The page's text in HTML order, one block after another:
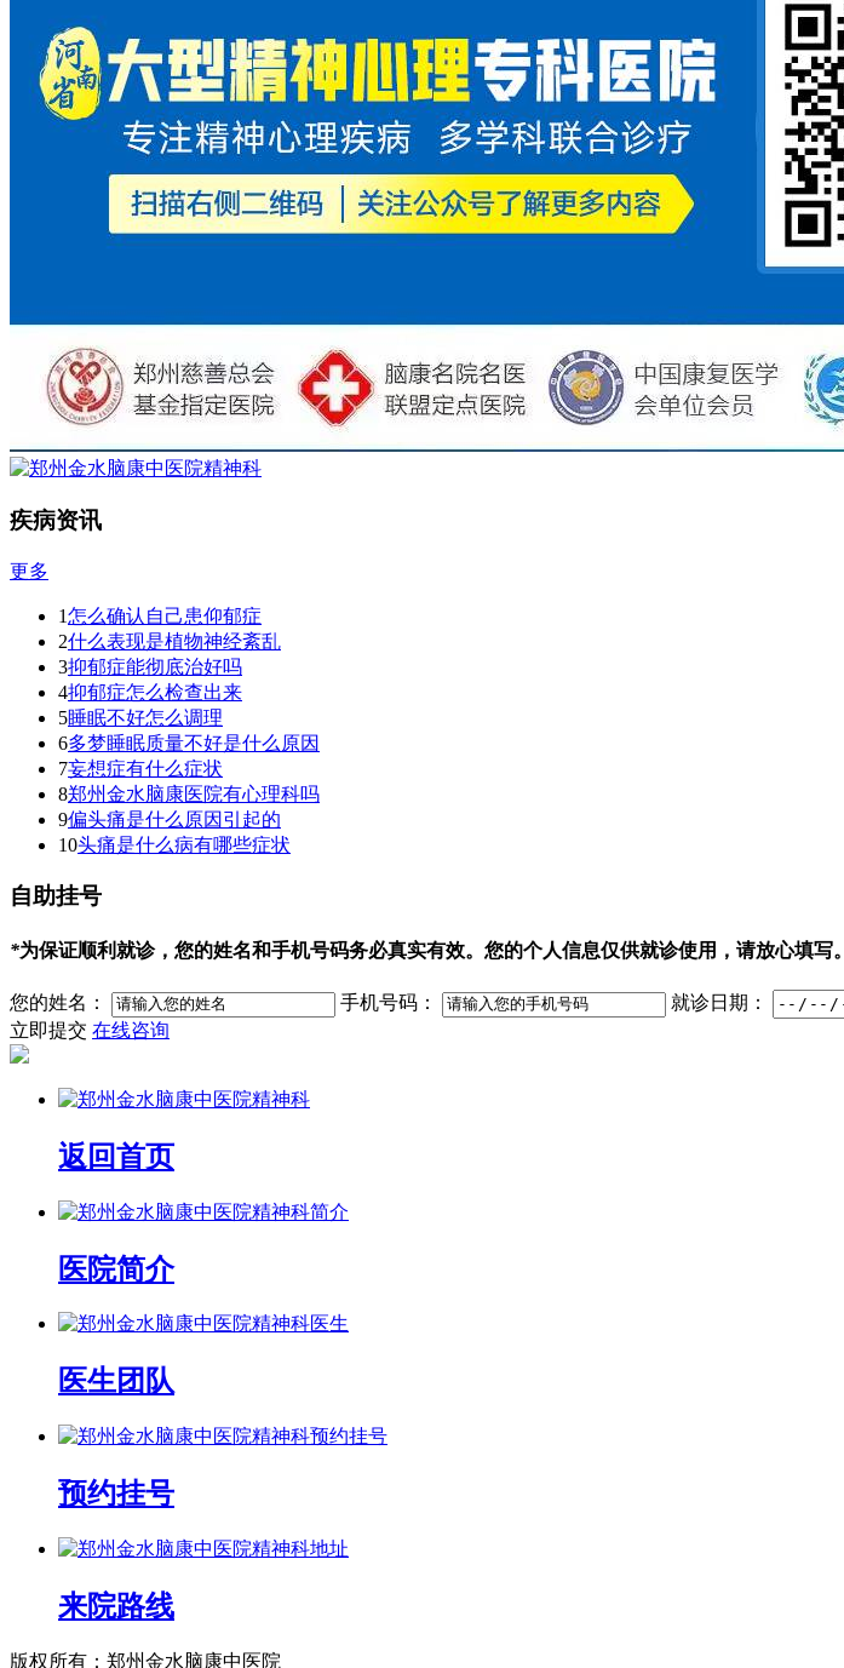
疾病资讯
更多
1怎么确认自己患仰郁症
2什么表现是植物神经紊乱
3抑郁症能彻底治好吗
4抑郁症怎么检查出来
5睡眠不好怎么调理
6多梦睡眠质量不好是什么原因
7妄想症有什么症状
8郑州金水脑康医院有心理科吗
9偏头痛是什么原因引起的
10头痛是什么病有哪些症状
自助挂号
*为保证顺利就诊，您的姓名和手机号码务必真实有效。您的个人信息仅供就诊使用，请放心填写。
您的姓名： 手机号码： 就诊日期：
立即提交 在线咨询
返回首页
医院简介
医生团队
预约挂号
来院路线
版权所有：郑州金水脑康中医院